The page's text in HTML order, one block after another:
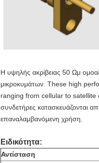
Η υψηλής ακρίβειας 50 Ωμ
μικροκυμάτων. These high
ranging from cellular to
συνδετήρες κατασκευάζονται
επαναλαμβανόμενη χρήση.
Ειδικότητα:
Αντίσταση